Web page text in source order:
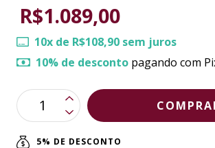
R$1.089,00
10x de R$108,90 sem juros
10% de desconto pagando com
5% DE DESCONTO